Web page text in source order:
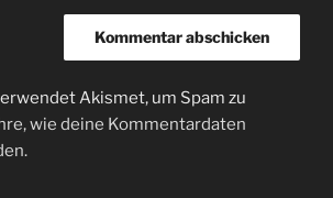
Akismet, um Spam zu
wie deine Kommentardaten